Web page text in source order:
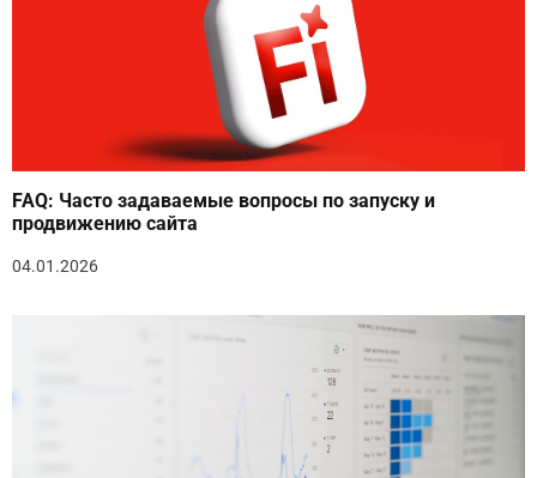
FAQ: Часто задаваемые вопросы по запуску и
продвижению сайта
04.01.2026